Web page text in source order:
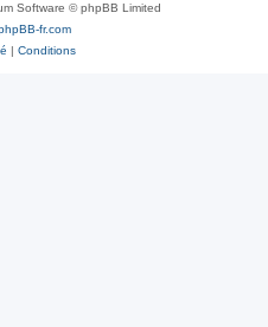
Software © phpBB Limited
fr.com
| Conditions